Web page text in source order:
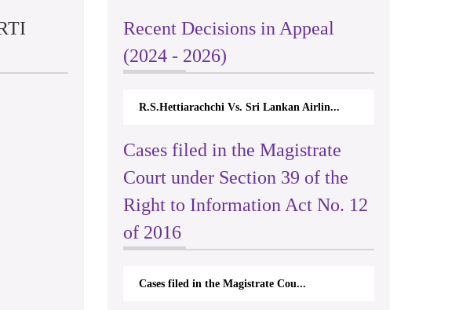
Recent Decisions in Appeal
(2024 - 2026)
R.S.Hettiarachchi Vs. Sri Lankan Airlin...
Cases filed in the Magistrate
Court under Section 39 of the
Right to Information Act No. 12
of 2016
Cases filed in the Magistrate Cou...